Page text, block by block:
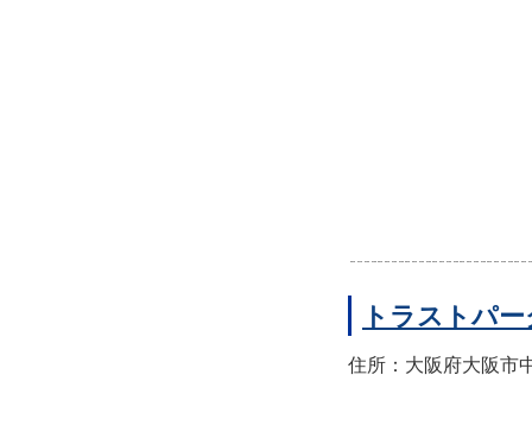
トラストパ
住所：大阪府大阪市